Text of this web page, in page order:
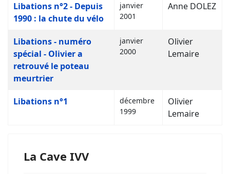
Libations n°2 - Depuis
1990 : la chute du vélo
janvier
2001
Anne DOLEZ
Libations - numéro
spécial - Olivier a
retrouvé le poteau
meurtrier
janvier
2000
Olivier
Lemaire
Libations n°1
décembre
1999
Olivier
Lemaire
La Cave IVV